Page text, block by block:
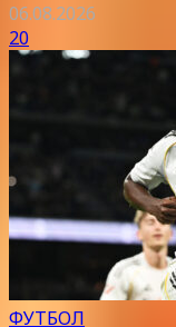
06.08.2026
20
ФУТБОЛ